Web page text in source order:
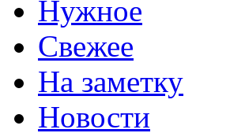
Нужное
Свежее
На заметку
Новости